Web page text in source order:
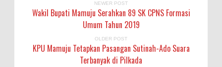
NEWER POST
Wakil Bupati Mamuju Serahkan 89 SK CPNS Formasi
Umum Tahun 2019
OLDER POST
KPU Mamuju Tetapkan Pasangan Sutinah-Ado Suara
Terbanyak di Pilkada